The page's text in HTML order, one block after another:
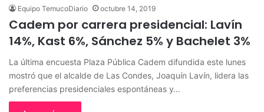
Equipo TemucoDiario octubre 14, 2019
Cadem por carrera presidencial: Lavín
14%, Kast 6%, Sánchez 5% y Bachelet 3%
La última encuesta Plaza Pública Cadem difundida este lunes
mostró que el alcalde de Las Condes, Joaquín Lavín, lidera las
preferencias presidenciales espontáneas y…